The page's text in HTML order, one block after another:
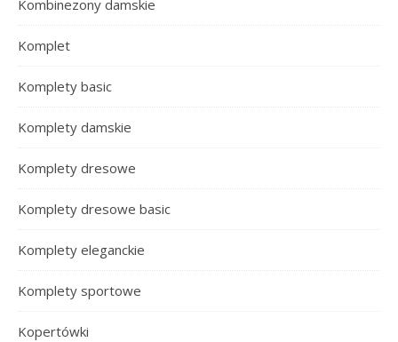
Kombinezony damskie
Komplet
Komplety basic
Komplety damskie
Komplety dresowe
Komplety dresowe basic
Komplety eleganckie
Komplety sportowe
Kopertówki